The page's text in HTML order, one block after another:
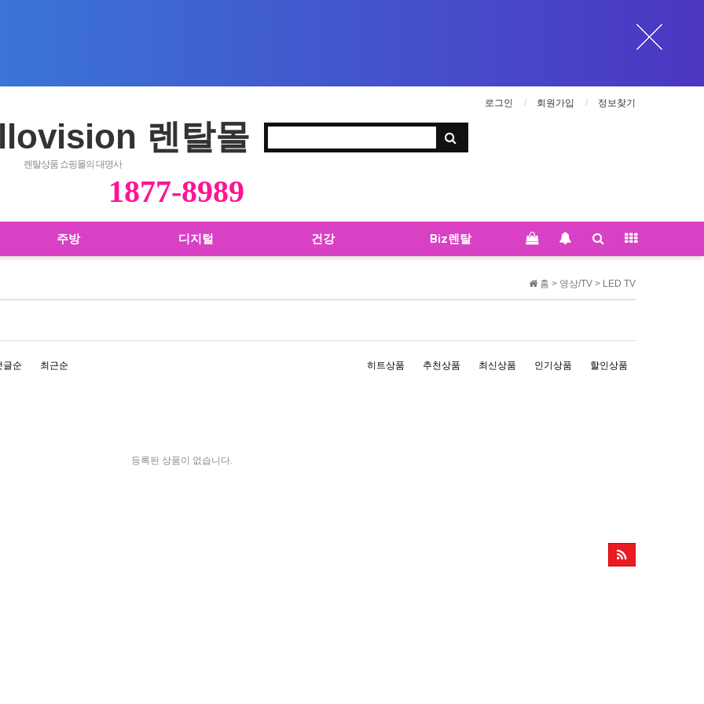
로그인 회원가입 정보찾기
렌탈몰
렌탈상품 쇼핑몰의 대명사
1877-8989
주방 디지털 건강 Biz렌탈
홈 > 영상/TV > LED TV
글순 최근순 히트상품 추천상품 최신상품 인기상품 할인상품
등록된 상품이 없습니다.